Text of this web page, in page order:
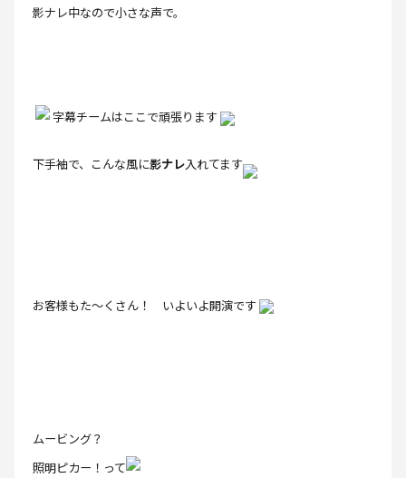
影ナレ中なので小さな声で。
字幕チームはここで頑張ります
下手袖で、こんな風に影ナレ入れてます
お客様もた～くさん！ いよいよ開演です
ムービング？
照明ピカー！って